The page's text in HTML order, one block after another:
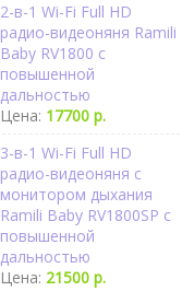
2-в-1 Wi-Fi Full HD
радио-видеоняня Ramili
Baby RV1800 с
повышенной
дальностью
Цена: 17700 р.
3-в-1 Wi-Fi Full HD
радио-видеоняня с
монитором дыхания
Ramili Baby RV1800SP с
повышенной
дальностью
Цена: 21500 р.